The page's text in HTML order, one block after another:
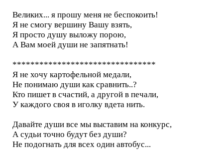
Великих... я прошу меня не беспокоить!
Я не смогу вершину Вашу взять,
Я просто душу выложу порою,
А Вам моей души не запятнать!
********************************
Я не хочу картофельной медали,
Не понимаю души как сравнить..?
Кто пишет в счастий, а другой в печали,
У каждого своя в иголку вдета нить.
Давайте души все мы выставим на конкурс,
А судьи точно будут без души?
Не подогнать для всех один автобус...